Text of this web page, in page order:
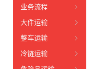
业务流程
大件运输
整车运输
冷链运输